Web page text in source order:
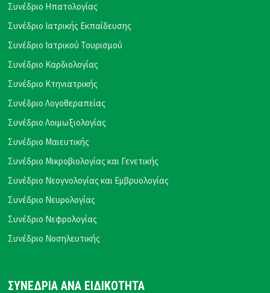
Συνέδριο Ηπατολογίας
Συνέδριο Ιατρικής Εκπαίδευσης
Συνέδριο Ιατρικού Τουρισμού
Συνέδριο Καρδιολογίας
Συνέδριο Κτηνιατρικής
Συνέδριο Λογοθεραπείας
Συνέδριο Λοιμωξιολογίας
Συνέδριο Μαιευτικής
Συνέδριο Μικροβιολογίας και Γενετικής
Συνέδριο Νεογνολογίας και Εμβρυολογίας
Συνέδριο Νευρολογίας
Συνέδριο Νεφρολογίας
Συνέδριο Νοσηλευτικής
ΣΥΝΕΔΡΙΑ ΑΝΑ ΕΙΔΙΚΟΤΗΤΑ